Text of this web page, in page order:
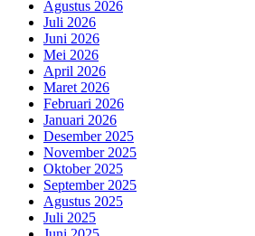
Agustus 2026
Juli 2026
Juni 2026
Mei 2026
April 2026
Maret 2026
Februari 2026
Januari 2026
Desember 2025
November 2025
Oktober 2025
September 2025
Agustus 2025
Juli 2025